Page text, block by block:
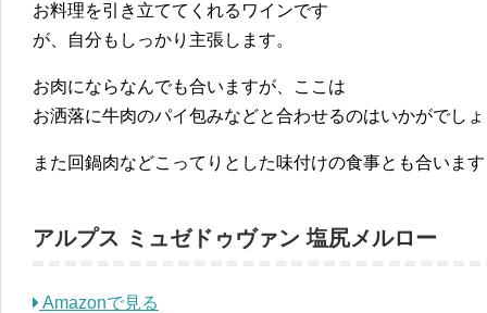
お料理を引き立ててくれるワインです
が、自分もしっかり主張します。
お肉にならなんでも合いますが、ここは
お洒落に牛肉のパイ包みなどと合わせるのはいかがでし
また回鍋肉などこってりとした味付けの食事とも合いま
アルプス ミュゼドゥヴァン 塩尻メルロー
Amazonで見る